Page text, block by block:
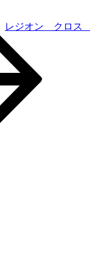
レジオン クロ